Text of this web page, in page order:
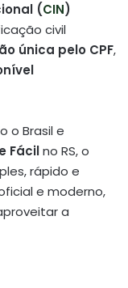
(CIN)
civil
única pelo CPF,
o Brasil e
Fácilno RS, o
rápido e
e moderno,
a